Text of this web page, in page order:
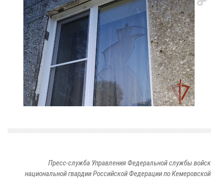
Пресс-служба Управления Федеральной службы войск
национальной гвардии Российской Федерации по Кемеровской